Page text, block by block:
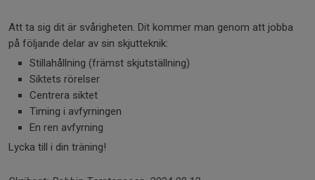
Att ta sig dit är svårigheten. Dit kommer man genom att jobba
på följande delar av sin skjutteknik:
Stillahållning (främst skjutställning)
Siktets rörelser
Centrera siktet
Timing i avfyrningen
En ren avfyrning
Lycka till i din träning!